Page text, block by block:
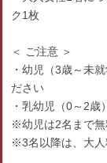
ク1枚
＜ ご注意 ＞
・幼児（3歳～未
ださい
・乳幼児（0～2
※幼児は2名まで無
※3名以降は、大人